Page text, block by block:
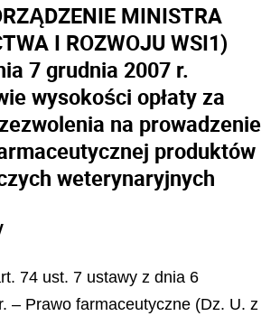
MINISTRA
I ROZWOJU WSI1)
7 grudnia 2007 r.
wysokości opłaty za
na prowadzenie
produktów
weterynaryjnych
74 ust. 7 ustawy z dnia 6
– Prawo farmaceutyczne (Dz. U. z